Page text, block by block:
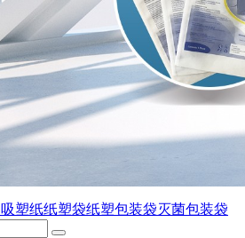
塑纸纸塑袋纸塑包装袋灭菌包装袋